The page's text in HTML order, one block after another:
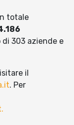
totale
303 aziende e
il
. Per